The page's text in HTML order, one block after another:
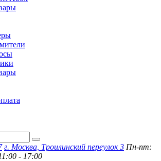
г. Москва, Троилинский переулок 3 Пн-пт:
- 17:00